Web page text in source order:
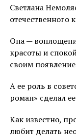
Светлана
отечественного
Она —
красоты и
своим
А ее роль в
роман» сделал
Как известно,
любит делать